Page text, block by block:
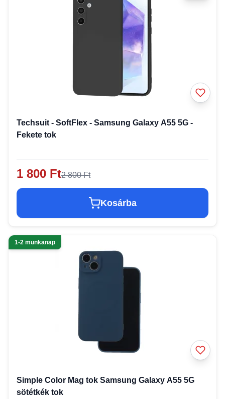
Techsuit - SoftFlex - Samsung Galaxy A55 5G -
Fekete tok
1 800 Ft2 800 Ft
Kosárba
1-2 munkanap
Simple Color Mag tok Samsung Galaxy A55 5G
sötétkék tok